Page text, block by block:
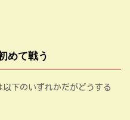
めて戦う
下のいずれかだがどうする